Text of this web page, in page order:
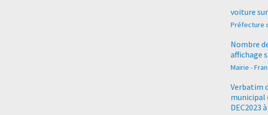
voiture
Préfecture
Nombre
affichage
Mairie -
Verbatim
municipal
DEC2023